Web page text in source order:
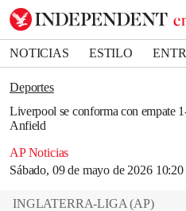
NOTICIAS ESTILO
DEPORTES
Deportes
Liverpool se conforma con empate
Anfield
AP Noticias
Sábado, 09 de mayo de 2026
Bookmark popover
Removed from bookmarks
Close popover
INGLATERRA-LIGA (AP)